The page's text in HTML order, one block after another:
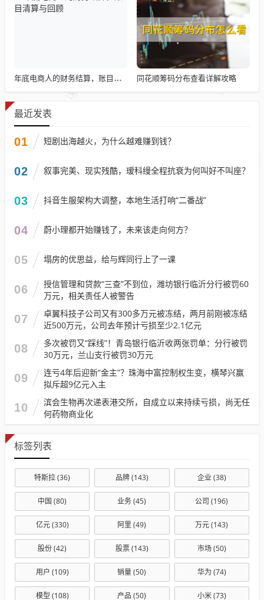
年底电商人的财务结算，账目清算与回顾 同花顺筹码分布查看详解攻略
最近发表
01 短剧出海越火，为什么越难赚到钱？
02 叙事完美、现实残酷，瑷科缦全程抗衰为何叫好不叫座？
03 抖音生服架构大调整，本地生活打响“二番战”
04 蔚小理都开始赚钱了，未来该走向何方？
05 塌房的优思益，给与辉同行上了一课
06
授信管理和贷款“三查”不到位，潍坊银行临沂分行被罚60
万元，相关责任人被警告
07
卓翼科技子公司又有300多万元被冻结，两月前刚被冻结
近500万元，公司去年预计亏损至少2.1亿元
08
多次被罚又“踩线”！青岛银行临沂收两张罚单：分行被罚
30万元，兰山支行被罚30万元
09
连亏4年后迎新“金主”？珠海中富控制权生变，横琴兴赢
拟斥超9亿元入主
10
滨会生物再次递表港交所，自成立以来持续亏损，尚无任
何药物商业化
标签列表
特斯拉(36) 品牌(143) 企业(38)
中国 (80) 业务(45) 公司 (196)
亿元(330) 阿里 (49) 万元(143)
股份(42) 股票(143) 市场(50)
用户 (109) 销量(50) 华为 (74)
模型 (108) 产品 (50) 小米(73)